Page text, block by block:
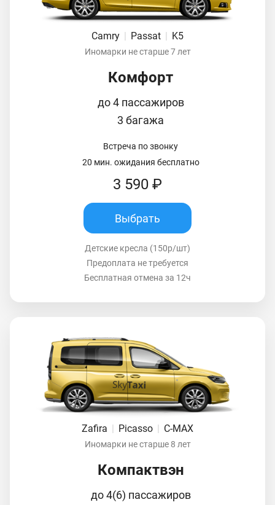
Camry Passat K5
Иномарки не старше 7 лет
Комфорт
до 4 пассажиров
3 багажа
Встреча по звонку
20 мин. ожидания бесплатно
3 590 ₽
Выбрать
Детские кресла (150р/шт)
Предоплата не требуется
Бесплатная отмена за 12ч
Zafira | Picasso | C-MAX
Иномарки не старше 8 лет
Компактвэн
до 4(6) пассажиров